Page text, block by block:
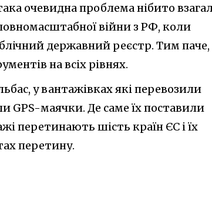
очевидна проблема нібито
війни з РФ, коли
державний реєстр. Тим паче,
на всіх рівнях.
у вантажівках які перевозили
GPS-маячки. Де саме їх поставили
перетинають шість країн ЄС і їх
перетину.